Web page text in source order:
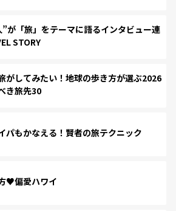
が「旅」をテーマに語るインタビュー連
STORY
がしてみたい！地球の歩き方が選ぶ2026
き旅先30
パもかなえる！賢者の旅テクニック
♥偏愛ハワイ